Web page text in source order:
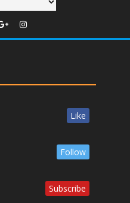
Like
Follow
Subscribe